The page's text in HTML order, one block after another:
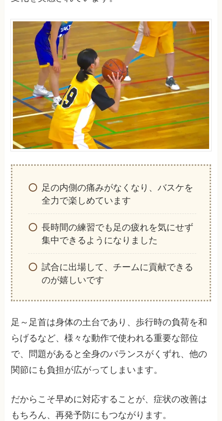
足の内側の痛みがなくなり、バスケを
全力で楽しめています
長時間の練習でも足の疲れを気にせず
集中できるようになりました
試合に出場して、チームに貢献できる
のが嬉しいです
足～足首は身体の土台であり、歩行時の負荷を和
らげるなど、様々な動作で使われる重要な部位
で、問題があると全身のバランスがくずれ、他の
関節にも負担が広がってしまいます。
だからこそ早めに対応することが、症状の改善は
もちろん、再発予防にもつながります。